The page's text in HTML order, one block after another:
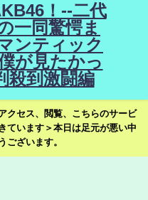
！--二代
一同驚愕ま
ンティック
が見たかっ
殺到激闘編
クセス、閲覧、こちらのサービ
ています＞本日は足元が悪い中
ございます。